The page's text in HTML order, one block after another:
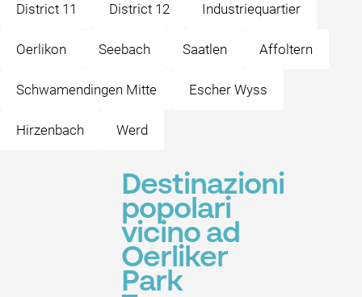
District 11 District 12 Industriequartier
Oerlikon Seebach Saatlen Affoltern
Schwamendingen Mitte Escher Wyss
Hirzenbach Werd
Destinazioni
popolari
vicino ad
Oerliker
Park